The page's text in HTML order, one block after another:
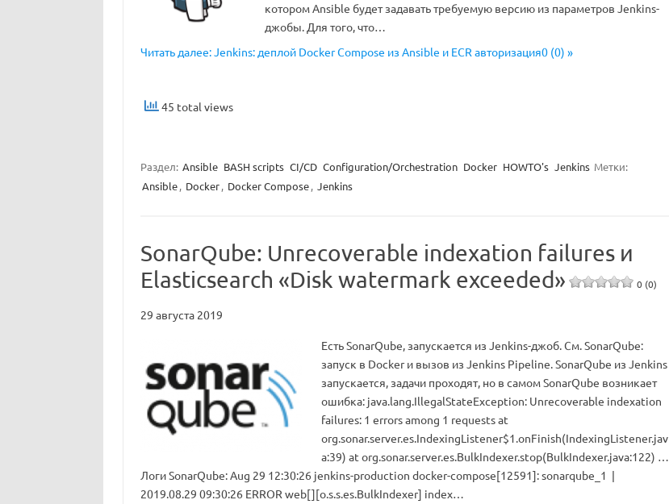
котором Ansible будет задавать требуемую версию из параметров Jenkins-
джобы. Для того, что…
Читать далее: Jenkins: деплой Docker Compose из Ansible и ECR авторизация0 (0) »
45 total views
Раздел: Ansible BASH scripts CI/CD Configuration/Orchestration Docker HOWTO's Jenkins Метки:
Ansible, Docker, Docker Compose, Jenkins
SonarQube: Unrecoverable indexation failures и
Elasticsearch «Disk watermark exceeded»
0 (0)
29 августа 2019
Есть SonarQube, запускается из Jenkins-джоб. См. SonarQube:
запуск в Docker и вызов из Jenkins Pipeline. SonarQube из Jenkins
запускается, задачи проходят, но в самом SonarQube возникает
ошибка: java.lang.IllegalStateException: Unrecoverable indexation
failures: 1 errors among 1 requests at
org.sonar.server.es.IndexingListener$1.onFinish(IndexingListener.jav
a:39) at org.sonar.server.es.BulkIndexer.stop(BulkIndexer.java:122) …
Логи SonarQube: Aug 29 12:30:26 jenkins-production docker-compose[12591]: sonarqube_1 |
2019.08.29 09:30:26 ERROR web[][o.s.s.es.BulkIndexer] index…